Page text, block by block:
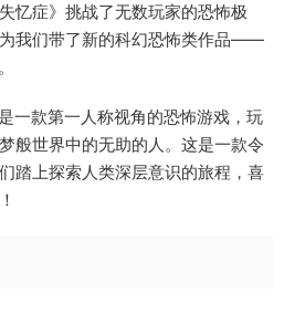
忆症》挑战了无数玩家的恐怖极
我们带了新的科幻恐怖类作品——
一款第一人称视角的恐怖游戏，玩
般世界中的无助的人。这是一款令
踏上探索人类深层意识的旅程，喜